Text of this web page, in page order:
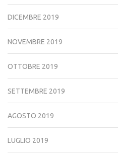
DICEMBRE 2019
NOVEMBRE 2019
OTTOBRE 2019
SETTEMBRE 2019
AGOSTO 2019
LUGLIO 2019